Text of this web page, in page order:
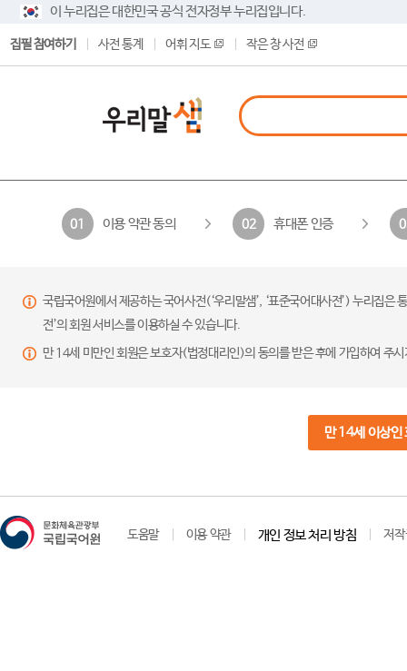
이 누리집은 대한민국 공식 전자정부 누리집입니다.
집필 참여하기 사전 통계 어휘 지도 작은 창 사전
01 이용 약관 동의 02 휴대폰 인증
국립국어원에서 제공하는 국어사전(‘우리말샘’, ‘표준국어대사전’) 누리집
전’의 회원 서비스를 이용하실 수 있습니다.
만 14세 미만인 회원은 보호자(법정대리인)의 동의를 받은 후에 가입하여 주
만 14세 이상인
도움말 이용 약관 개인 정보 처리 방침 저